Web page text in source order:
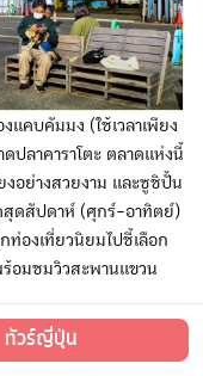
งอย่างสวยงาม และซูชิปั้น
สุดสัปดาห์ (ศุกร์-อาทิตย์)
องเที่ยวนิยมไปชี้เลือก
อมชมวิวสะพานแขวน
โกะเรโทรในทริปเดียว
ดปลาคาราโตะ ทะเล
น. / อาทิตย์และวันหยุด
ทัวร์ญี่ปุ่น